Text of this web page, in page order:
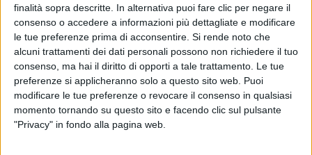
finalità sopra descritte. In alternativa puoi fare clic per negare il
consenso o accedere a informazioni più dettagliate e modificare
le tue preferenze prima di acconsentire. Si rende noto che
alcuni trattamenti dei dati personali possono non richiedere il tuo
consenso, ma hai il diritto di opporti a tale trattamento. Le tue
preferenze si applicheranno solo a questo sito web. Puoi
modificare le tue preferenze o revocare il consenso in qualsiasi
momento tornando su questo sito e facendo clic sul pulsante
"Privacy" in fondo alla pagina web.
Chi siamo